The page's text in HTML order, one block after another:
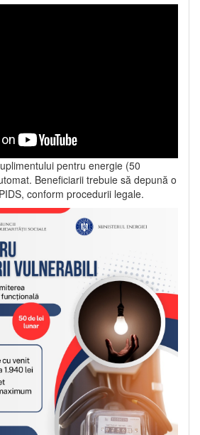
pentru energie (50
Beneficiarii trebuie să depună o
conform procedurii legale.